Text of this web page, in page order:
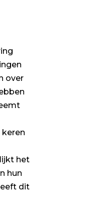
over
het
hun
dit